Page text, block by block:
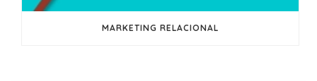
MARKETING RELACIONAL